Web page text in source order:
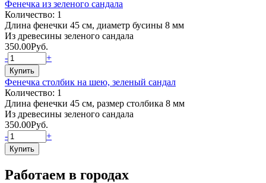
Фенечка из зеленого сандала
Количество: 1
Длина фенечки 45 см, диаметр бусины 8 мм
Из древесины зеленого сандала
350.00Руб.
-
+
Фенечка столбик на шею, зеленый сандал
Количество: 1
Длина фенечки 45 см, размер столбика 8 мм
Из древесины зеленого сандала
350.00Руб.
-
+
Работаем в городах